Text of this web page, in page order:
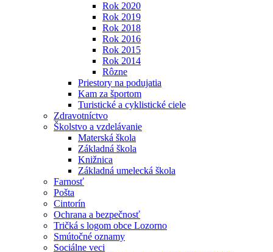
Rok 2020
Rok 2019
Rok 2018
Rok 2016
Rok 2015
Rok 2014
Rôzne
Priestory na podujatia
Kam za športom
Turistické a cyklistické ciele
Zdravotníctvo
Školstvo a vzdelávanie
Materská škola
Základná škola
Knižnica
Základná umelecká škola
Farnosť
Pošta
Cintorín
Ochrana a bezpečnosť
Tričká s logom obce Lozorno
Smútočné oznamy
Sociálne veci